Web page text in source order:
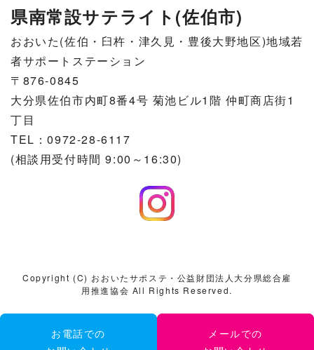
県南常設サテライト(佐伯市)
おおいた(佐伯・臼杵・津久見・豊後大野地区)地域若
者サポートステーション
〒876-0845
大分県佐伯市内町8番4号 菊池ビル1階 仲町商店街1
丁目
TEL：0972-28-6117
(相談用受付時間 9:00～16:30)
お電話での
メールでの
お電話での
メールでの
Copyright (C) おおいたサポステ・公益財団法人大分県総合雇
用推進協会 All Rights Reserved.